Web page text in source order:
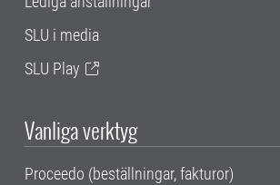
SLU i media
SLU Play
Vanliga verktyg
Proceedo (beställningar, fakturor)